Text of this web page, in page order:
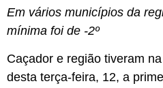
Em vários municípios da
mínima foi de -2º
Caçador e região tiveram
desta terça-feira, 12, a